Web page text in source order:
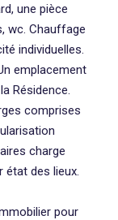
une pièce
wc. Chauffage
individuelles.
emplacement
Résidence.
comprises
charge
état des lieux.
pour